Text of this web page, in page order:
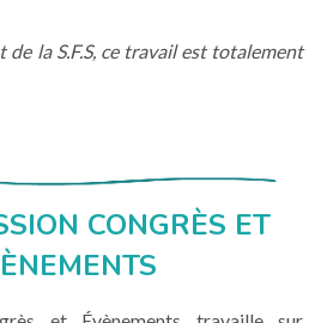
la S.F.S, ce travail est totalement
CONGRÈS ET